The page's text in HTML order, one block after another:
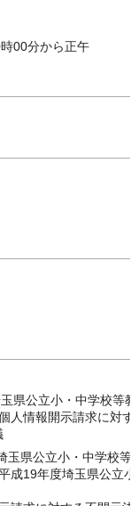
00分から正午
県公立小・中学校等
人情報開示請求に対す
玉県公立小・中学校等
成19年度埼玉県公立小